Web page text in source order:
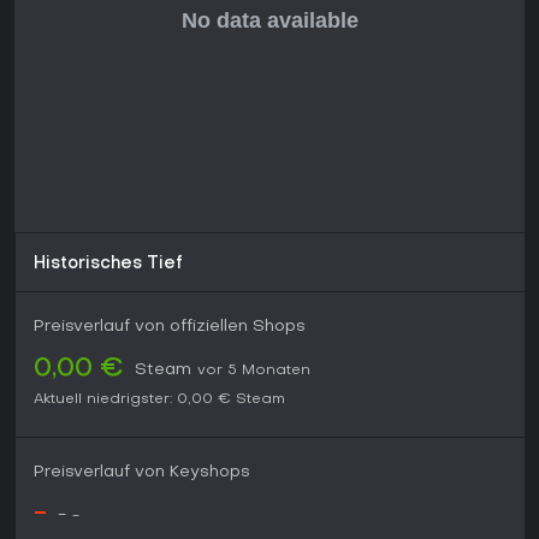
Historisches Tief
Preisverlauf von offiziellen Shops
0,00 € Steam vor 5 Monaten
Aktuell niedrigster: 0,00 € Steam
Preisverlauf von Keyshops
- - -